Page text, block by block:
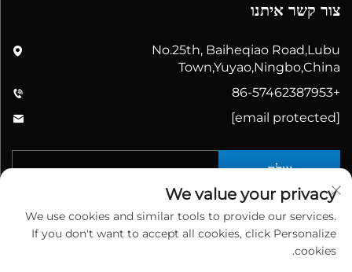
צור קשר איתנו
No.25th, Baiheqiao Road,Lubu
Town,Yuyao,Ningbo,China
+86-57462387953
[email protected]
שלח
We value your privacy
We use cookies and similar tools to provide our services.
If you don't want to accept all cookies, click Personalize
cookies.